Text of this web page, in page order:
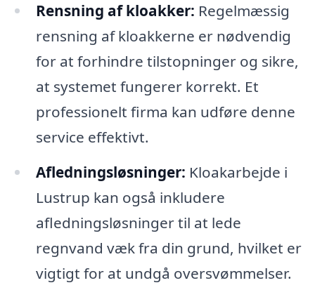
Rensning af kloakker: Regelmæssig
rensning af kloakkerne er nødvendig
for at forhindre tilstopninger og sikre,
at systemet fungerer korrekt. Et
professionelt firma kan udføre denne
service effektivt.
Afledningsløsninger: Kloakarbejde i
Lustrup kan også inkludere
afledningsløsninger til at lede
regnvand væk fra din grund, hvilket er
vigtigt for at undgå oversvømmelser.